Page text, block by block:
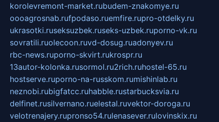
korolevremont-market.rubudem-znakomye.ru
oooagrosnab.rufpodaso.ruemfire.rupro-otdelky.ru
ukrasotki.ruseksuzbek.ruseks-uzbek.ruporno-vk.ru
sovratili.ruolecoon.ruvd-dosug.ruadonyev.ru
rbc-news.ruporno-skvirt.rukrospr.ru
13autor-kolonka.rusormol.ru2rich.ruhostel-65.ru
hostserve.ruporno-na-russkom.rumishinlab.ru
neznobi.rubigfatcc.ruhabble.rustarbucksvia.ru
delfinet.rusilvernano.ruelestal.ruvektor-doroga.ru
velotrenajery.rupronso54.rulenasever.rulovinskix.ru